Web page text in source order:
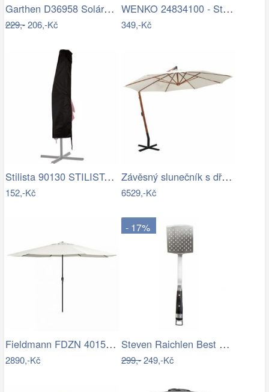
Garthen D36958 Solární blikající řetěz…
229,-206,-Kč
WENKO 24834100 - Stěrka BAMBUSa 24,5x17…
349,-Kč
Stilista 90130 STILISTA Obal na 350 cm…
152,-Kč
Závěsný slunečník s dřevěnou tyčí Ø 350…
6529,-Kč
Fieldmann FDZN 4015 krémová
2890,-Kč
- 17%
Steven Raichlen Best of Barbecue…
299,-249,-Kč